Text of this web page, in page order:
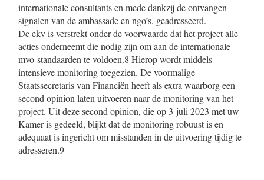
internationale consultants en mede dankzij de ontvangen
signalen van de ambassade en ngo’s, geadresseerd.
De ekv is verstrekt onder de voorwaarde dat het project alle
acties onderneemt die nodig zijn om aan de internationale
mvo-standaarden te voldoen.8 Hierop wordt middels
intensieve monitoring toegezien. De voormalige
Staatssecretaris van Financiën heeft als extra waarborg een
second opinion laten uitvoeren naar de monitoring van het
project. Uit deze second opinion, die op 3 juli 2023 met uw
Kamer is gedeeld, blijkt dat de monitoring robuust is en
adequaat is ingericht om misstanden in de uitvoering tijdig te
adresseren.9